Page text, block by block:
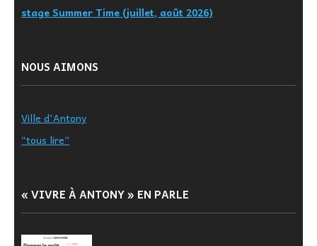
stage Summer Time (juillet, août 2026)
NOUS AIMONS
Ville d'Antony
“tous lire”
« VIVRE À ANTONY » EN PARLE